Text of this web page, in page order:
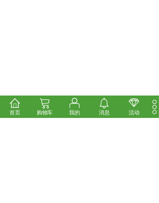
首页 购物车 我的 消息 活动